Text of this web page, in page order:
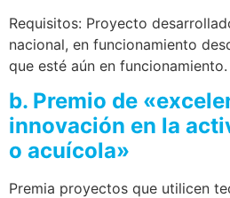
Requisitos: Proyecto
nacional, en funcionamiento
que esté aún en funcionamiento.
b. Premio de
innovación en la
o acuícola»
Premia proyectos que utilicen